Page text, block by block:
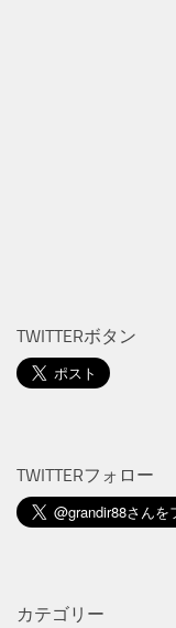
TWITTERボタン
TWITTERフォロー
カテゴリー